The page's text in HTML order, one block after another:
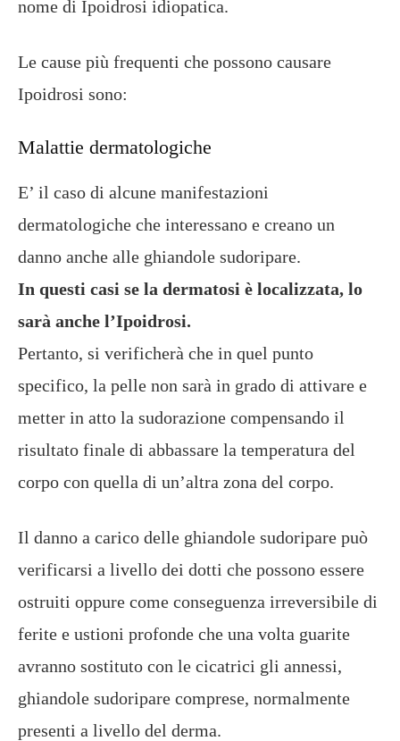
nome di Ipoidrosi idiopatica.
Le cause più frequenti che possono causare
Ipoidrosi sono:
Malattie dermatologiche
E’ il caso di alcune manifestazioni
dermatologiche che interessano e creano un
danno anche alle ghiandole sudoripare.
In questi casi se la dermatosi è localizzata, lo
sarà anche l’Ipoidrosi.
Pertanto, si verificherà che in quel punto
specifico, la pelle non sarà in grado di attivare e
metter in atto la sudorazione compensando il
risultato finale di abbassare la temperatura del
corpo con quella di un’altra zona del corpo.
Il danno a carico delle ghiandole sudoripare può
verificarsi a livello dei dotti che possono essere
ostruiti oppure come conseguenza irreversibile di
ferite e ustioni profonde che una volta guarite
avranno sostituto con le cicatrici gli annessi,
ghiandole sudoripare comprese, normalmente
presenti a livello del derma.